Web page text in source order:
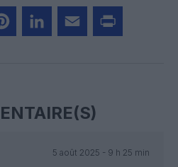
5 août 2025 - 9 h 25 min